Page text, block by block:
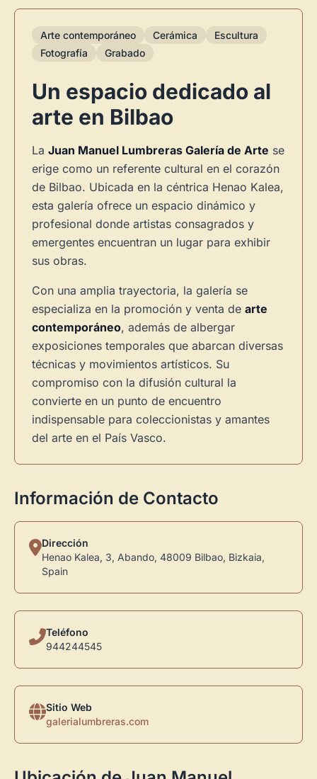
Arte contemporáneo Cerámica
Escultura
Fotografía
Grabado
Un espacio dedicado al
arte en Bilbao
La Juan Manuel Lumbreras Galería de Arte se
erige como un referente cultural en el corazón
de Bilbao. Ubicada en la céntrica Henao Kalea,
esta galería ofrece un espacio dinámico y
profesional donde artistas consagrados y
emergentes encuentran un lugar para exhibir
sus obras.
Con una amplia trayectoria, la galería se
especializa en la promoción y venta de arte
contemporáneo, además de albergar
exposiciones temporales que abarcan diversas
técnicas y movimientos artísticos. Su
compromiso con la difusión cultural la
convierte en un punto de encuentro
indispensable para coleccionistas y amantes
del arte en el País Vasco.
Información de Contacto
Dirección
Henao Kalea, 3, Abando, 48009 Bilbao, Bizkaia,
Spain
Teléfono
944244545
Sitio Web
galerialumbreras.com